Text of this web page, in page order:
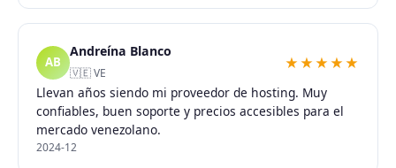
AB
Andreína Blanco
🇻🇪 VE
★★★★★
Llevan años siendo mi proveedor de hosting. Muy
confiables, buen soporte y precios accesibles para el
mercado venezolano.
2024-12